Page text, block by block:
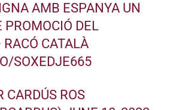
AMB ESPANYA UN
PROMOCIÓ DEL
CATALÀ
SOXEDJE665
CARDÚS ROS